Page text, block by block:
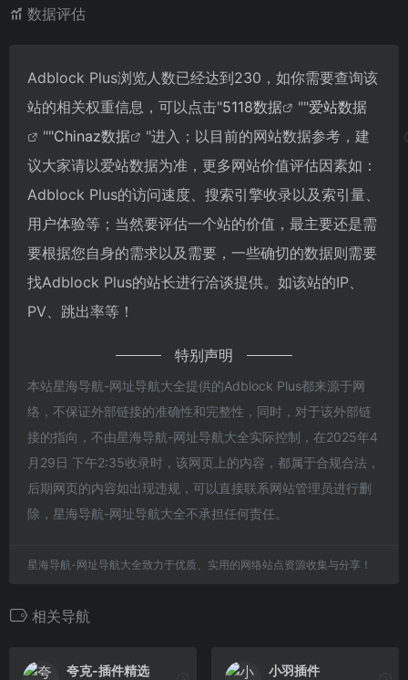
数据评估
Adblock Plus浏览人数已经达到230，如你需要查询该
站的相关权重信息，可以点击"5118数据 ""爱站数据
""Chinaz数据
"进入；以目前的网站数据参考，建
议大家请以爱站数据为准，更多网站价值评估因素如：
Adblock Plus的访问速度、搜索引擎收录以及索引量、
用户体验等；当然要评估一个站的价值，最主要还是需
要根据您自身的需求以及需要，一些确切的数据则需要
找Adblock Plus的站长进行洽谈提供。如该站的IP、
PV、跳出率等！
特别声明
本站星海导航-网址导航大全提供的Adblock Plus都来源于网
络，不保证外部链接的准确性和完整性，同时，对于该外部链
接的指向，不由星海导航-网址导航大全实际控制，在2025年4
月29日 下午2:35收录时，该网页上的内容，都属于合规合法，
后期网页的内容如出现违规，可以直接联系网站管理员进行删
除，星海导航-网址导航大全不承担任何责任。
星海导航-网址导航大全致力于优质、实用的网络站点资源收集与分享！
相关导航
夸克-插件精选 小羽插件